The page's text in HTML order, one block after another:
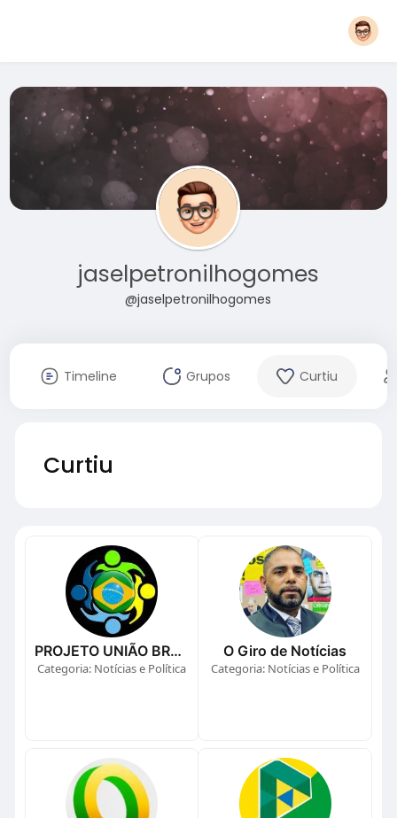
jaselpetronilhogomes
@jaselpetronilhogomes
Timeline Grupos Curtiu
Curtiu
PROJETO UNIÃO BRASIL
Categoria: Notícias e Política
O Giro de Notícias
Categoria: Notícias e Política